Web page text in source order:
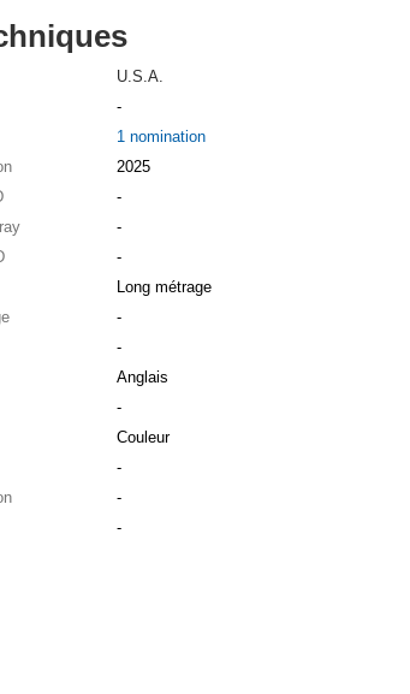
U.S.A.
-
1 nomination
2025
-
-
-
Long métrage
-
-
Anglais
-
Couleur
-
-
-